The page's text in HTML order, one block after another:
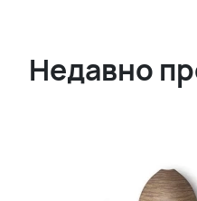
Недавно